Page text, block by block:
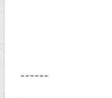
------